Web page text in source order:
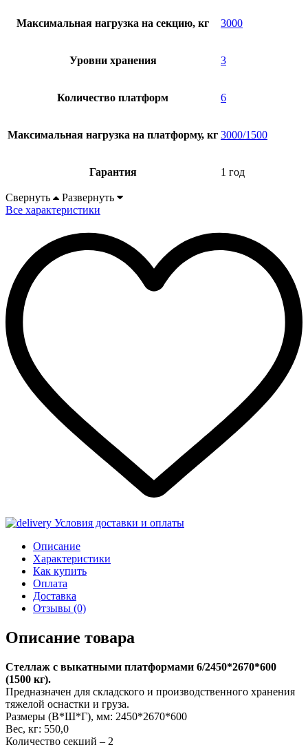
Максимальная нагрузка на секцию, кг 3000
Уровни хранения 3
Количество платформ 6
Максимальная нагрузка на платформу, кг 3000/1500
Гарантия 1 год
Свернуть
Развернуть
Все характеристики
Условия доставки и оплаты
Описание
Характеристики
Как купить
Оплата
Доставка
Отзывы (0)
Описание товара
Стеллаж с выкатными платформами 6/2450*2670*600
(1500 кг).
Предназначен для складского и производственного хранения
тяжелой оснастки и груза.
Размеры (В*Ш*Г), мм: 2450*2670*600
Вес, кг: 550,0
Количество секций – 2